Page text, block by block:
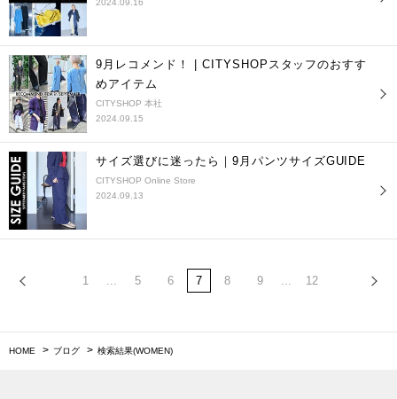
9月レコメンド！ | CITYSHOPスタッフのおすす
めアイテム
CITYSHOP 本社
2024.09.15
サイズ選びに迷ったら｜9月パンツサイズGUIDE
CITYSHOP Online Store
2024.09.13
1 ... 5 6 7 8 9 ... 12
HOME ブログ 検索結果(WOMEN)